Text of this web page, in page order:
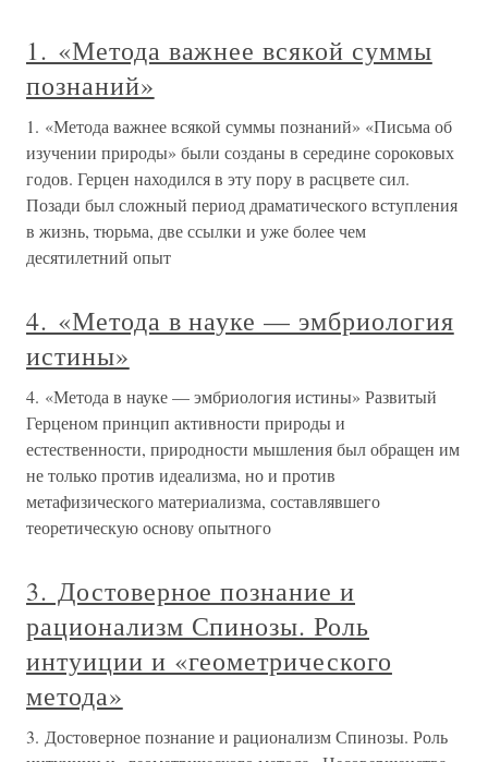
1. «Метода важнее всякой суммы
познаний»
1. «Метода важнее всякой суммы познаний» «Письма об
изучении природы» были созданы в середине сороковых
годов. Герцен находился в эту пору в расцвете сил.
Позади был сложный период драматического вступления
в жизнь, тюрьма, две ссылки и уже более чем
десятилетний опыт
4. «Метода в науке — эмбриология
истины»
4. «Метода в науке — эмбриология истины» Развитый
Герценом принцип активности природы и
естественности, природности мышления был обращен им
не только против идеализма, но и против
метафизического материализма, составлявшего
теоретическую основу опытного
3. Достоверное познание и
рационализм Спинозы. Роль
интуиции и «геометрического
метода»
3. Достоверное познание и рационализм Спинозы. Роль